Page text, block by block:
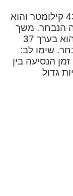
יבנה לצור הדסה בכבישים הוא בערך 43 קילומטר והוא
הנבחר. משך
הנסיעה בין יבנה לצור הדסה במכונית הוא בערך 37
שימו לב:
הנסיעה בין
גדול